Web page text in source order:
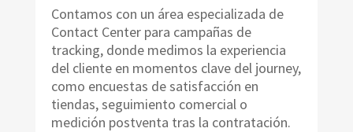
Contamos con un área especializada de
Contact Center para campañas de
tracking, donde medimos la experiencia
del cliente en momentos clave del journey,
como encuestas de satisfacción en
tiendas, seguimiento comercial o
medición postventa tras la contratación.